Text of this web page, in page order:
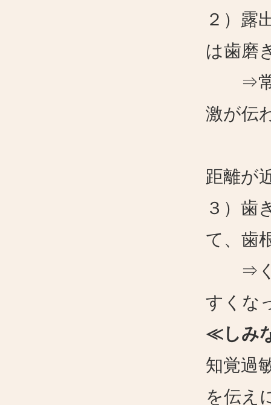
２）露
は歯磨
⇒常に
激が伝
距離が
３）歯
て、歯
⇒くさ
すくな
≪しみ
知覚過
を伝え